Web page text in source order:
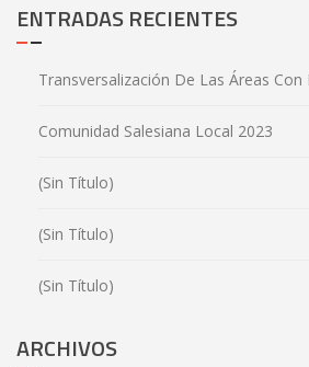
ENTRADAS RECIENTES
Transversalización De Las Áreas
Comunidad Salesiana Local 2023
(sin Título)
(sin Título)
(sin Título)
ARCHIVOS